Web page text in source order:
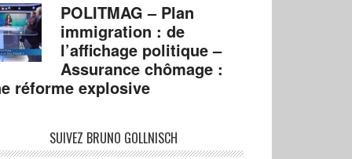
POLITMAG – Plan
immigration : de
l’affichage politique –
Assurance chômage :
réforme explosive
SUIVEZ BRUNO GOLLNISCH